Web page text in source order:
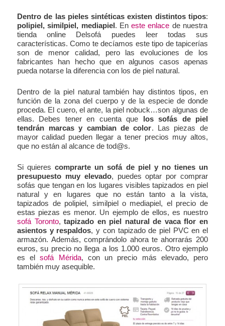
Dentro de las pieles sintéticas existen distintos tipos:
polipiel, similpiel, mediapiel. Eneste enlace de nuestra
tienda online Delsofá puedes leer todas sus
características. Como te decíamos este tipo de tapicerías
son de menor calidad, pero las evoluciones de los
fabricantes han hecho que en algunos casos apenas
pueda notarse la diferencia con los de piel natural.
Dentro de la piel natural también hay distintos tipos, en
función de la zona del cuerpo y de la especie de donde
proceda. El cuero, el ante, la piel nobuck…son algunas de
ellas. Debes tener en cuenta que los sofás de piel
tendrán marcas y cambian de color. Las piezas de
mayor calidad pueden llegar a tener precios muy altos,
que no están al alcance de tod@s.
Si quierescomprarte un sofá de piel y no tienes un
presupuesto muy elevado, puedes optar por comprar
sofás que tengan en los lugares visibles tapizados en piel
natural y en lugares que no están tanto a la vista,
tapizados de polipiel, similpiel o mediapiel, el precio de
estas piezas es menor. Un ejemplo de ellos, es nuestro
sofá Toronto,tapizado en piel natural de vaca flor en
asientos y respaldos, y con tapizado de piel PVC en el
armazón. Además, comprándolo ahora te ahorrarás 200
euros, su precio no llega a los 1.000 euros. Otro ejemplo
es elsofá Mérida, con un precio más elevado, pero
también muy asequible.